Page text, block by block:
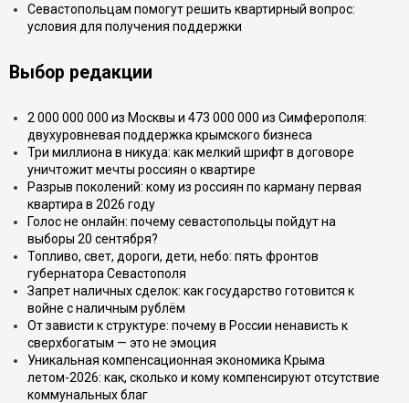
Севастопольцам помогут решить квартирный вопрос:
условия для получения поддержки
Выбор редакции
2 000 000 000 из Москвы и 473 000 000 из Симферополя:
двухуровневая поддержка крымского бизнеса
Три миллиона в никуда: как мелкий шрифт в договоре
уничтожит мечты россиян о квартире
Разрыв поколений: кому из россиян по карману первая
квартира в 2026 году
Голос не онлайн: почему севастопольцы пойдут на
выборы 20 сентября?
Топливо, свет, дороги, дети, небо: пять фронтов
губернатора Севастополя
Запрет наличных сделок: как государство готовится к
войне с наличным рублём
От зависти к структуре: почему в России ненависть к
сверхбогатым — это не эмоция
Уникальная компенсационная экономика Крыма
летом-2026: как, сколько и кому компенсируют отсутствие
коммунальных благ